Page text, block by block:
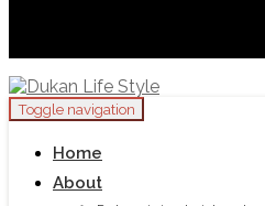
Toggle navigation
Home
About